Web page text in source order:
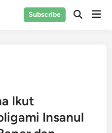
Subscribe
Open
Ikut
Insanul